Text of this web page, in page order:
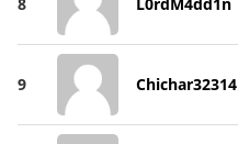
9 Chichar32314